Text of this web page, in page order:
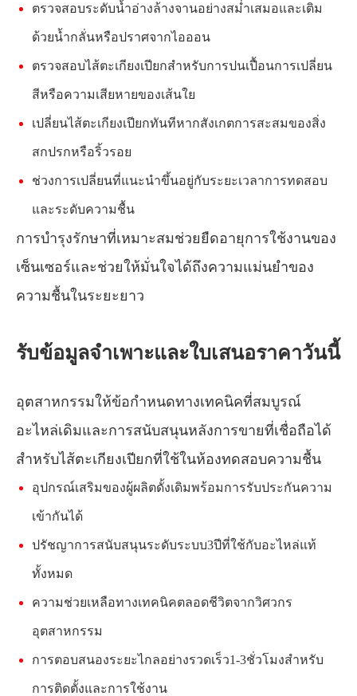
ตรวจสอบระดับน้ำอ่างล้างจานอย่างสม่ำเสมอและเติม
ด้วยน้ำกลั่นหรือปราศจากไอออน
ตรวจสอบไส้ตะเกียงเปียกสำหรับการปนเปื้อนการเปลี่ยน
สีหรือความเสียหายของเส้นใย
เปลี่ยนไส้ตะเกียงเปียกทันทีหากสังเกตการสะสมของสิ่ง
สกปรกหรือริ้วรอย
ช่วงการเปลี่ยนที่แนะนำขึ้นอยู่กับระยะเวลาการทดสอบ
และระดับความชื้น
การบำรุงรักษาที่เหมาะสมช่วยยืดอายุการใช้งานของ
เซ็นเซอร์และช่วยให้มั่นใจได้ถึงความแม่นยำของ
ความชื้นในระยะยาว
รับข้อมูลจำเพาะและใบเสนอราคาวันนี้
อุตสาหกรรมให้ข้อกำหนดทางเทคนิคที่สมบูรณ์
อะไหล่เดิมและการสนับสนุนหลังการขายที่เชื่อถือได้
สำหรับไส้ตะเกียงเปียกที่ใช้ในห้องทดสอบความชื้น
อุปกรณ์เสริมของผู้ผลิตดั้งเดิมพร้อมการรับประกันความ
เข้ากันได้
ปรัชญาการสนับสนุนระดับระบบ3ปีที่ใช้กับอะไหล่แท้
ทั้งหมด
ความช่วยเหลือทางเทคนิคตลอดชีวิตจากวิศวกร
อุตสาหกรรม
การตอบสนองระยะไกลอย่างรวดเร็ว1-3ชั่วโมงสำหรับ
การติดตั้งและการใช้งาน